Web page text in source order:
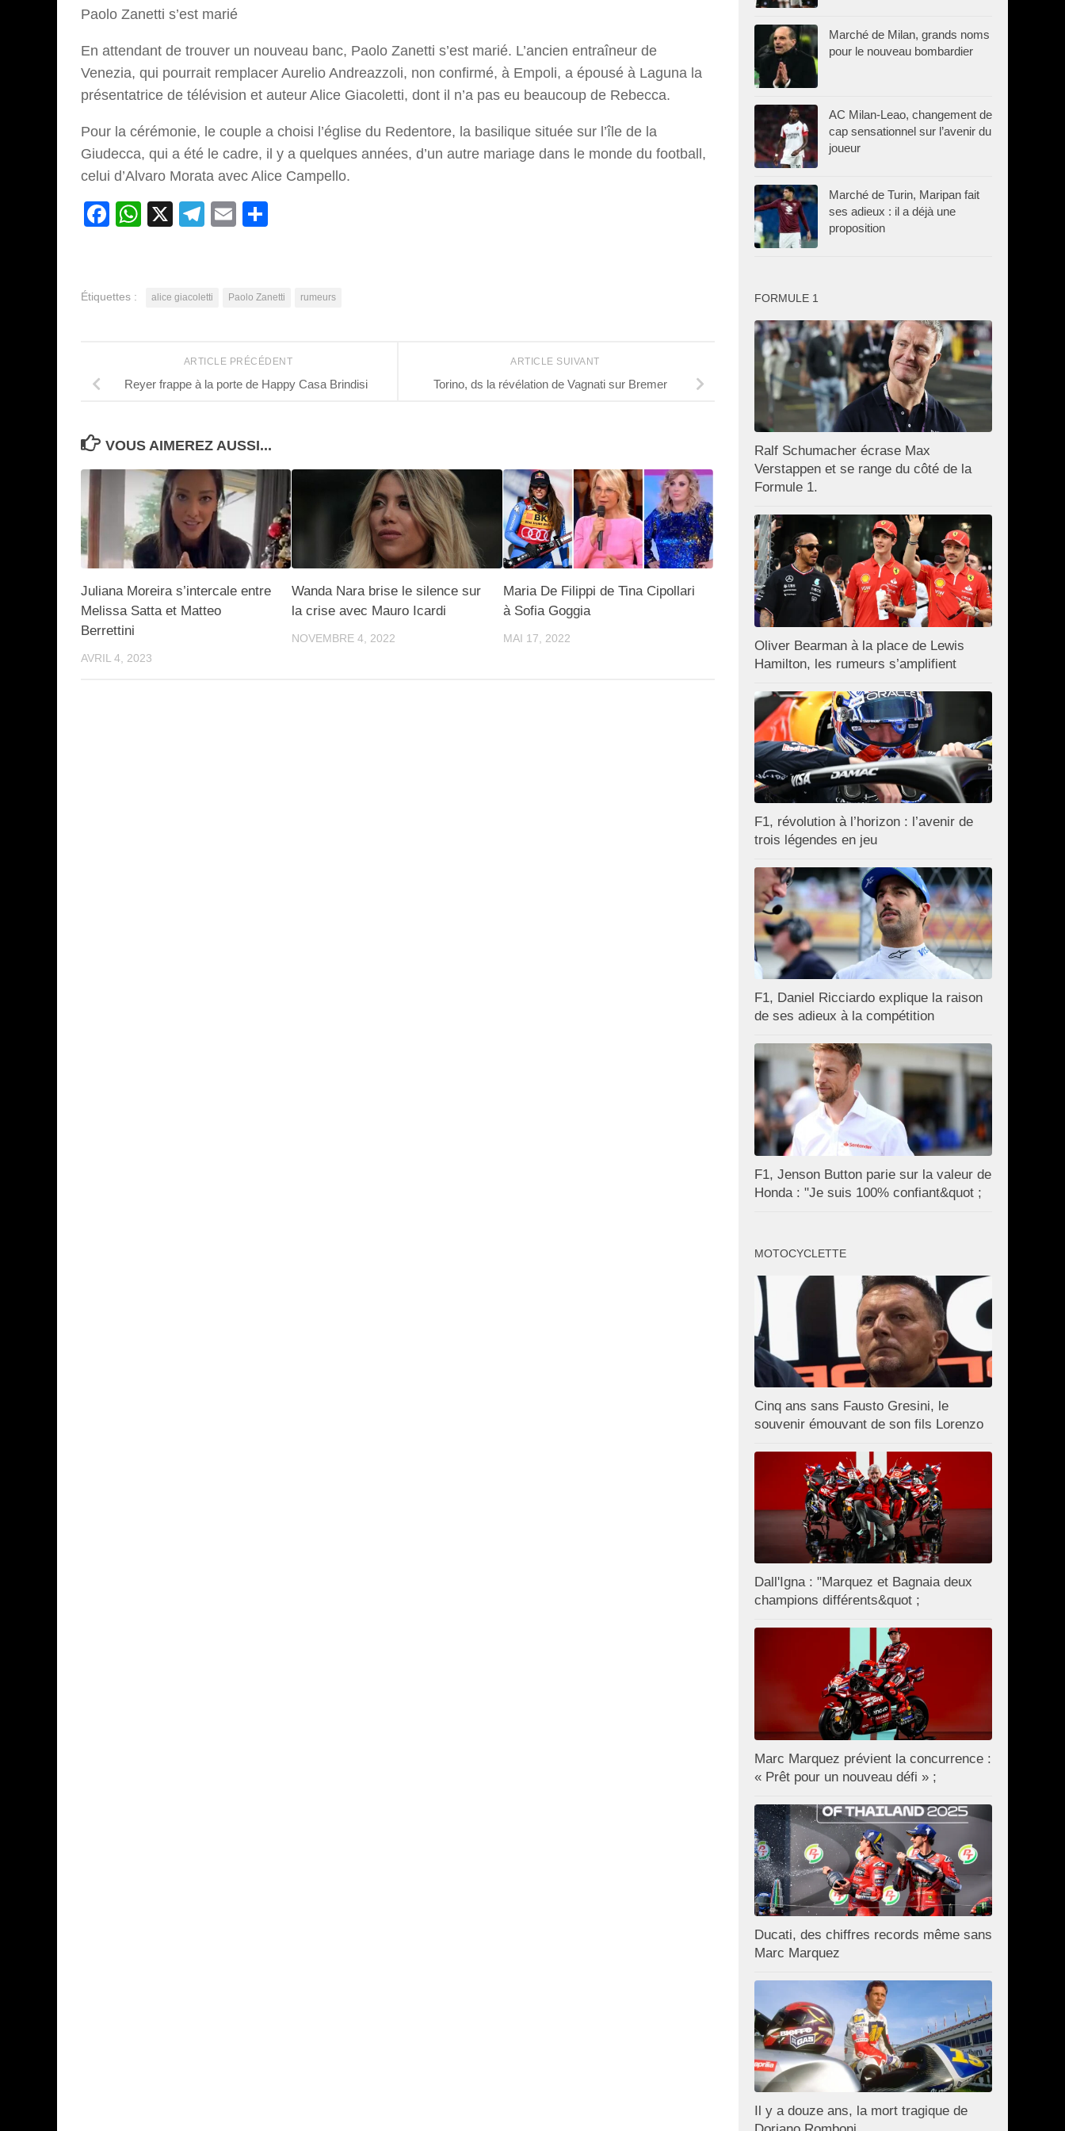
Paolo Zanetti s’est marié
En attendant de trouver un nouveau banc, Paolo Zanetti s’est marié. L’ancien entraîneur de
Venezia, qui pourrait remplacer Aurelio Andreazzoli, non confirmé, à Empoli, a épousé à Laguna la
présentatrice de télévision et auteur Alice Giacoletti, dont il n’a pas eu beaucoup de Rebecca.
Pour la cérémonie, le couple a choisi l’église du Redentore, la basilique située sur l’île de la
Giudecca, qui a été le cadre, il y a quelques années, d’un autre mariage dans le monde du football,
celui d’Alvaro Morata avec Alice Campello.
Facebook
WhatsApp
X Telegram
Email
Étiquettes : alice giacoletti Paolo Zanetti rumeurs
ARTICLE SUIVANT
Torino, ds la révélation de Vagnati sur Bremer
ARTICLE PRÉCÉDENT
Reyer frappe à la porte de Happy Casa Brindisi
VOUS AIMEREZ AUSSI...
Juliana Moreira s’intercale entre
Melissa Satta et Matteo
Berrettini
AVRIL 4, 2023
Wanda Nara brise le silence sur
la crise avec Mauro Icardi
NOVEMBRE 4, 2022
Maria De Filippi de Tina Cipollari
à Sofia Goggia
MAI 17, 2022
Marché de Milan, grands noms
pour le nouveau bombardier
AC Milan-Leao, changement de
cap sensationnel sur l’avenir du
joueur
Marché de Turin, Maripan fait
ses adieux : il a déjà une
proposition
FORMULE 1
Ralf Schumacher écrase Max
Verstappen et se range du côté de la
Formule 1.
Oliver Bearman à la place de Lewis
Hamilton, les rumeurs s’amplifient
F1, révolution à l’horizon : l’avenir de
trois légendes en jeu
F1, Daniel Ricciardo explique la raison
de ses adieux à la compétition
F1, Jenson Button parie sur la valeur de
Honda : "Je suis 100% confiant&quot ;
MOTOCYCLETTE
Cinq ans sans Fausto Gresini, le
souvenir émouvant de son fils Lorenzo
Dall'Igna : "Marquez et Bagnaia deux
champions différents&quot ;
Marc Marquez prévient la concurrence :
« Prêt pour un nouveau défi » ;
Ducati, des chiffres records même sans
Marc Marquez
Il y a douze ans, la mort tragique de